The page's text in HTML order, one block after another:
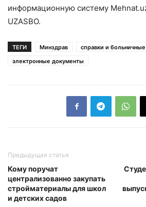
информационную систему
UZASBO.
ТЕГИ Минздрав
справки и больничные
электронные документы
Предыдущая статья
Кому поручат
централизованно закупать
стройматериалы для школ
и детских садов